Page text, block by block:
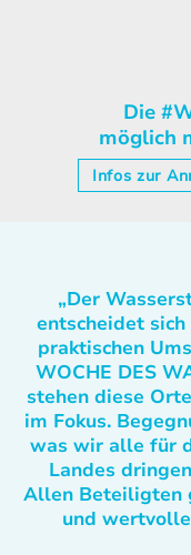
Die
möglich
Infos zur
„Der
entscheidet
praktischen
WOCHE DES
stehen diese
im Fokus.
was wir alle für
Landes
Allen Beteiligten
und